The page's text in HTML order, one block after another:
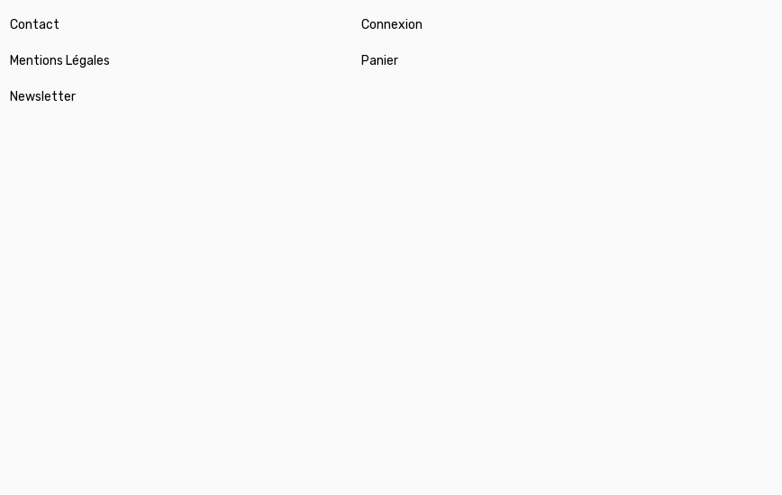
Contact
Mentions Légales
Newsletter
Connexion
Panier